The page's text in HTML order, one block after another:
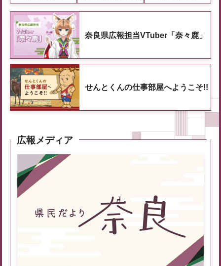
奈良県広報担当VTuber「奈々鹿」
せんとくんの仕事部屋へようこそ!!
広報メディア